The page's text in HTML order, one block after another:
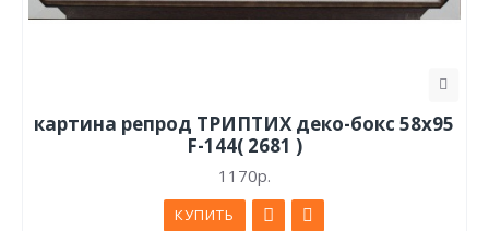
картина репрод ТРИПТИХ деко-бокс 58х95
F-144( 2681 )
1170р.
КУПИТЬ